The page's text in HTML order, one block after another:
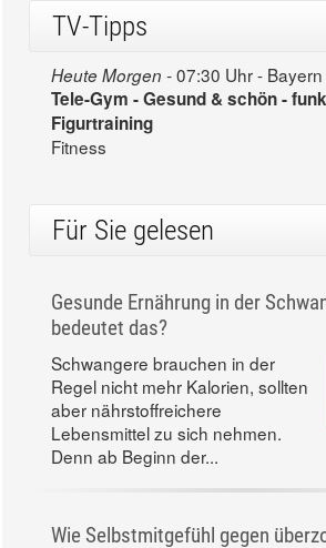
TV-Tipps
Heute Morgen -07:30 Uhr - Bayern
Tele-Gym - Gesund & schön -
Figurtraining
Fitness
Für Sie gelesen
Gesunde Ernährung in der
bedeutet das?
Schwangere brauchen in der
Regel nicht mehr Kalorien, sollten
aber nährstoffreichere
Lebensmittel zu sich nehmen.
Denn ab Beginn der...
Wie Selbstmitgefühl gegen